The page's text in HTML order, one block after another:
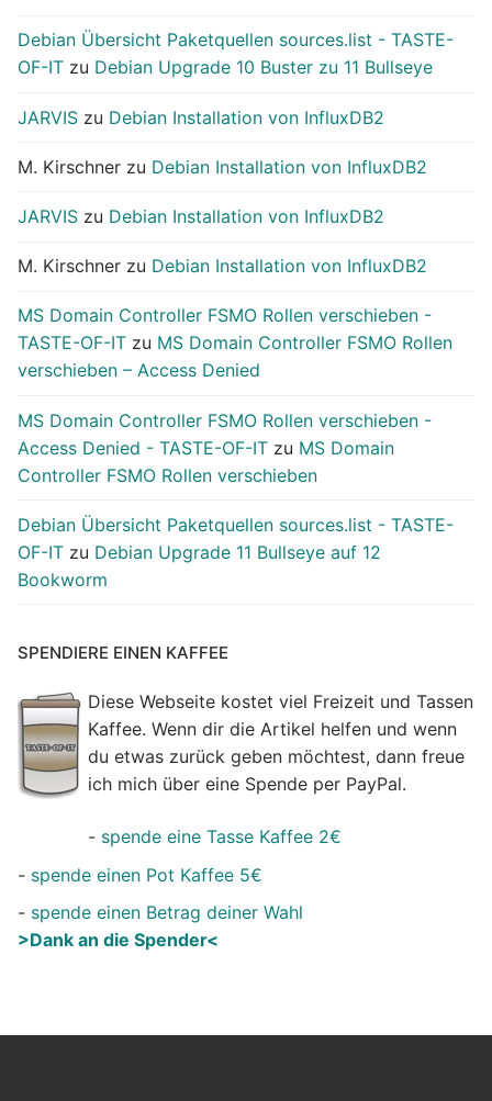
Debian Übersicht Paketquellen sources.list - TASTE-
OF-IT zu Debian Upgrade 10 Buster zu 11 Bullseye
JARVIS zu Debian Installation von InfluxDB2
M. Kirschner zu Debian Installation von InfluxDB2
JARVIS zu Debian Installation von InfluxDB2
M. Kirschner zu Debian Installation von InfluxDB2
MS Domain Controller FSMO Rollen verschieben -
TASTE-OF-IT zu MS Domain Controller FSMO Rollen
verschieben – Access Denied
MS Domain Controller FSMO Rollen verschieben -
Access Denied - TASTE-OF-IT zu MS Domain
Controller FSMO Rollen verschieben
Debian Übersicht Paketquellen sources.list - TASTE-
OF-IT zu Debian Upgrade 11 Bullseye auf 12
Bookworm
SPENDIERE EINEN KAFFEE
Diese Webseite kostet viel Freizeit und Tassen
Kaffee. Wenn dir die Artikel helfen und wenn
du etwas zurück geben möchtest, dann freue
ich mich über eine Spende per PayPal.
- spende eine Tasse Kaffee 2€
- spende einen Pot Kaffee 5€
- spende einen Betrag deiner Wahl
>Dank an die Spender<